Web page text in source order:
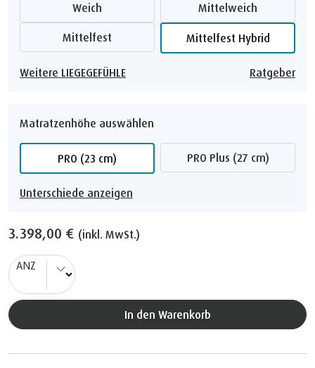
Weich Mittelweich
Mittelfest Mittelfest Hybrid
Weitere LIEGEGEFÜHLE Ratgeber
Matratzenhöhe auswählen
PRO (23 cm) PRO Plus (27 cm)
Unterschiede anzeigen
3.398,00 € (inkl. MwSt.)
ANZ
In den Warenkorb